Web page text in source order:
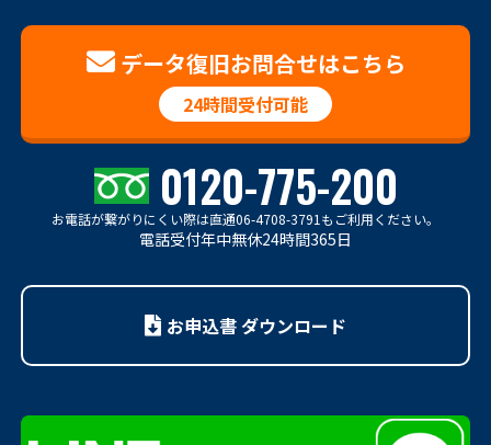
データ復旧お問合せはこちら
24時間受付可能
0120-775-200
お電話が繋がりにくい際は直通06-4708-3791もご利用ください。
電話受付年中無休24時間365日
お申込書 ダウンロード